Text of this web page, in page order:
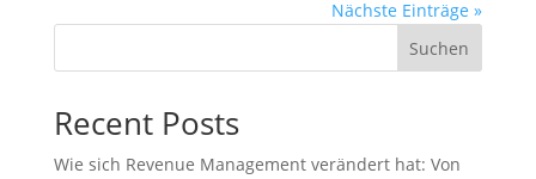
Nächste Einträge »
Suchen
Recent Posts
Wie sich Revenue Management verändert hat: Von